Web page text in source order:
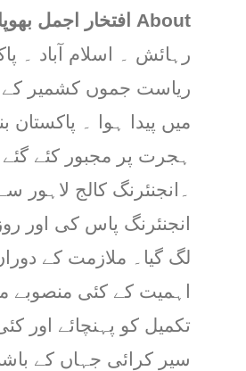
About افتخار اجمل بھوپال
رہائش ۔ اسلام آباد ۔
ریاست جموں کشمیر
میں پیدا ہوا ۔ پاکستان
ہجرت پر مجبور کئے گئے
۔انجنئرنگ کالج
انجنئرنگ پاس کی اور
لگ گیا۔ ملازمت کے
اہمیت کے کئی منصوبے
تکمیل کو پہنچائے اور
سیر کرائی جہاں کے